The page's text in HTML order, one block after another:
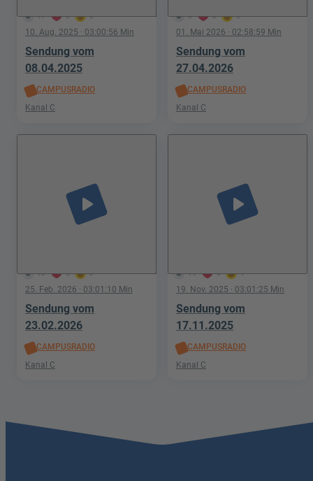
17 0 0
10. Aug. 2025 · 03:00:56 Min
Sendung vom
08.04.2025
CAMPUSRADIO
Kanal C
6 0 0
01. Mai 2026 · 02:58:59 Min
Sendung vom
27.04.2026
CAMPUSRADIO
Kanal C
18 0 0
play_arrow
25. Feb. 2026 · 03:01:10 Min
Sendung vom
23.02.2026
CAMPUSRADIO
Kanal C
19 0 1
play_arrow
19. Nov. 2025 · 03:01:25 Min
Sendung vom
17.11.2025
CAMPUSRADIO
Kanal C